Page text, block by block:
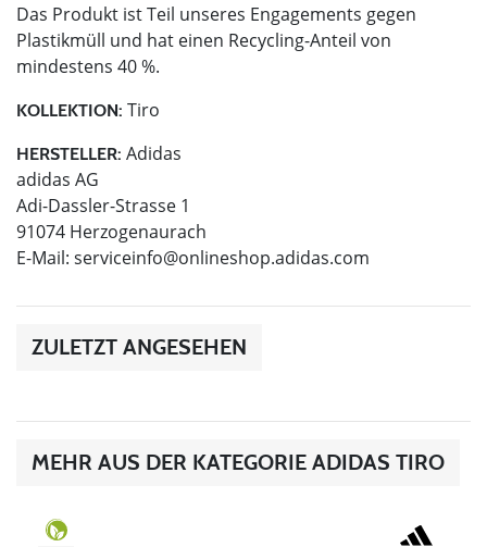
Das Produkt ist Teil unseres Engagements gegen
Plastikmüll und hat einen Recycling-Anteil von
mindestens 40 %.
KOLLEKTION: Tiro
HERSTELLER: Adidas
adidas AG
Adi-Dassler-Strasse 1
91074 Herzogenaurach
E-Mail: serviceinfo@onlineshop.adidas.com
ZULETZT ANGESEHEN
MEHR AUS DER KATEGORIE ADIDAS TIRO